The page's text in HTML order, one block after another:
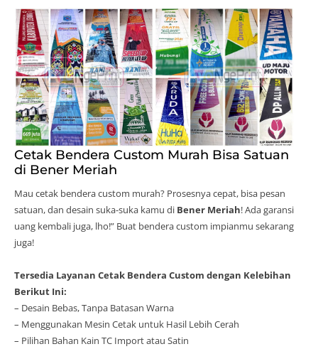
Cetak Bendera Custom Murah Bisa Satuan
di Bener Meriah
Mau cetak bendera custom murah? Prosesnya cepat, bisa pesan
satuan, dan desain suka-suka kamu di Bener Meriah! Ada garansi
uang kembali juga, lho!” Buat bendera custom impianmu sekarang
juga!
Tersedia Layanan Cetak Bendera Custom dengan Kelebihan
Berikut Ini:
– Desain Bebas, Tanpa Batasan Warna
– Menggunakan Mesin Cetak untuk Hasil Lebih Cerah
– Pilihan Bahan Kain TC Import atau Satin